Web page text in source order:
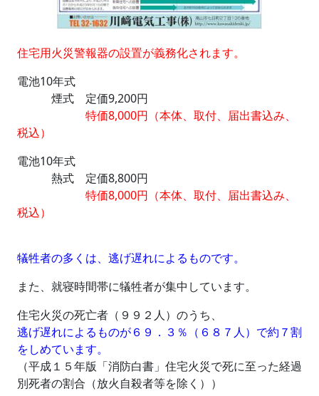
住宅用火災警報器の設置が義務化されます。
電池10年式
煙式 定価9,200円
特価8,000円（本体、取付、届出書込み、
税込）
電池10年式
熱式 定価8,800円
特価8,000円（本体、取付、届出書込み、
税込）
犠牲者の多くは、逃げ遅れによるものです。
また、就寝時間帯に犠牲者が集中しています。
住宅火災の死亡者（９９２人）のうち、
逃げ遅れによるものが６９．３％（６８７人）で約７割
をしめています。
（平成１５年版「消防白書」住宅火災で死に至った経過
別死者の割合（放火自殺者等を除く））